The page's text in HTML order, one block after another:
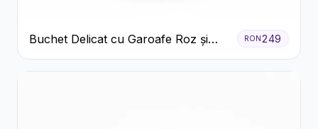
Buchet Delicat cu Garoafe Roz și
Crizanteme Albe
RON249